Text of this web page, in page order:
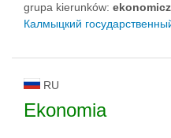
grupa kierunków:
Калмыцкий
RU
Ekonomia